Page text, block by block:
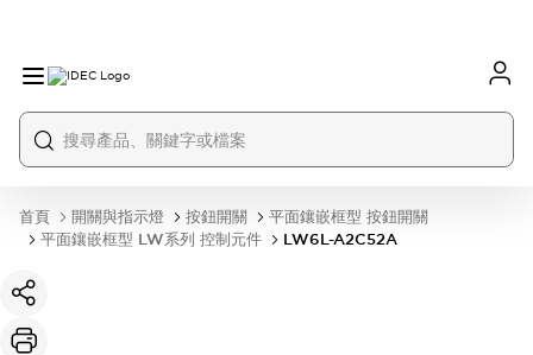
首頁 開關與指示燈 按鈕開關
平面鑲嵌框型 按鈕開關
平面鑲嵌框型 LW系列 控制元件
LW6L-A2C52A